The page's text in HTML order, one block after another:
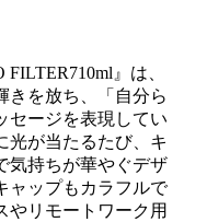
』は、
きを放ち、「自分ら
セージを表現してい
光が当たるたび、キ
気持ちが華やぐデザ
ャップもカラフルで
やリモートワーク用